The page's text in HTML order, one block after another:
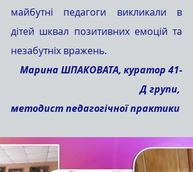
майбутні педагоги викликали в
дітей шквал позитивних емоцій та
незабутніх вражень.
Марина ШПАКОВАТА, куратор 41-
Д групи,
методист педагогічної практики